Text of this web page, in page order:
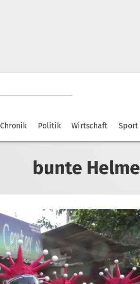
Chronik Politik Wirtschaft Sport
bunte Helme